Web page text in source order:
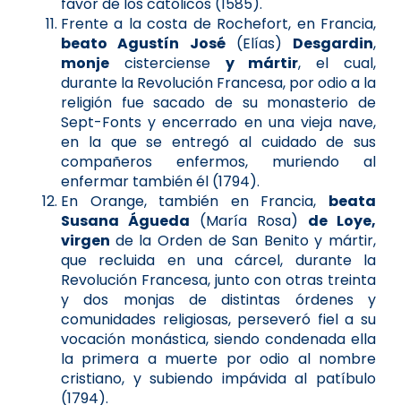
Frente a la costa de Rochefort, en Francia,
beato Agustín José(Elías) Desgardin,
monje cisterciense y mártir, el cual,
durante la Revolución Francesa, por odio a la
religión fue sacado de su monasterio de
Sept-Fonts y encerrado en una vieja nave,
en la que se entregó al cuidado de sus
compañeros enfermos, muriendo al
enfermar también él (1794).
En Orange, también en Francia, beata
Susana Águeda (María Rosa) de Loye,
virgen de la Orden de San Benito y mártir,
que recluida en una cárcel, durante la
Revolución Francesa, junto con otras treinta
y dos monjas de distintas órdenes y
comunidades religiosas, perseveró fiel a su
vocación monástica, siendo condenada ella
la primera a muerte por odio al nombre
cristiano, y subiendo impávida al patíbulo
(1794).